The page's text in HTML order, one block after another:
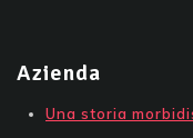
Azienda
Una storia